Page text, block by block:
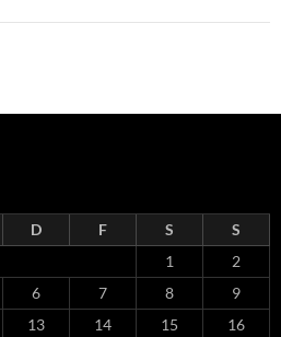
D F S
S
1
2
6 7 8
9
13 14 15
16